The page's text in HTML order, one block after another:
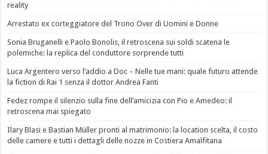
reality
Arrestato ex corteggiatore del Trono Over di Uomini e Donne
Sonia Bruganelli e Paolo Bonolis, il retroscena sui soldi scatena le
polemiche: la replica del conduttore sorprende tutti
Luca Argentero verso l’addio a Doc – Nelle tue mani: quale futuro attende
la fiction di Rai 1 senza il dottor Andrea Fanti
Fedez rompe il silenzio sulla fine dell’amicizia con Pio e Amedeo: il
retroscena mai spiegato
Ilary Blasi e Bastian Müller pronti al matrimonio: la location scelta, il costo
delle camere e tutti i dettagli delle nozze in Costiera Amalfitana